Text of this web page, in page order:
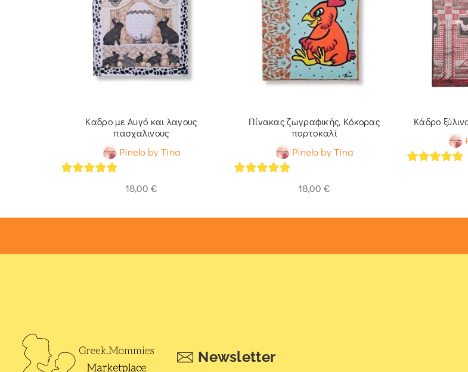
Καδρο με Αυγό και λαγους
πασχαλινους
Pinelo by Tina
18,00 €
Πίνακας ζωγραφικής, Κόκορας
πορτοκαλί
Pinelo by Tina
18,00 €
Κάδρο
Newsletter